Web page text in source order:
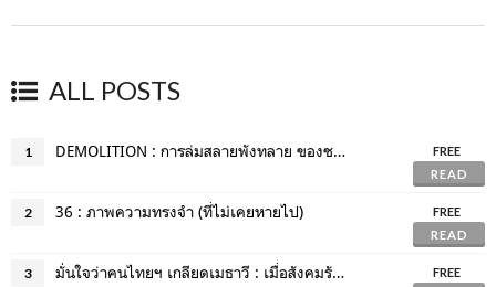
ALL POSTS
1 DEMOLITION : การล่มสลายพังทลาย ของชายคนหนึ่ง
FREE
READ
2 36 : ภาพความทรงจำ (ที่ไม่เคยหายไป)
FREE
READ
3 มั่นใจว่าคนไทยฯ เกลียดเมธาวี : เมื่อสังคมรังแกฉัน
FREE